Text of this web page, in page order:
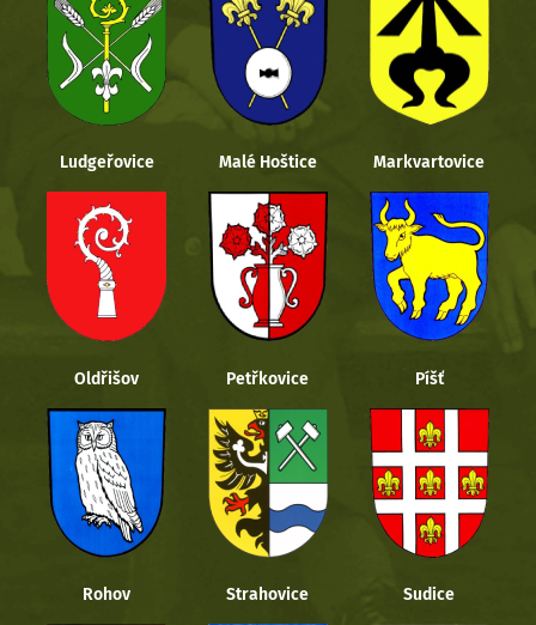
Ludgeřovice Malé Hoštice Markvartovice
Oldřišov Petřkovice Píšť
Rohov Strahovice Sudice